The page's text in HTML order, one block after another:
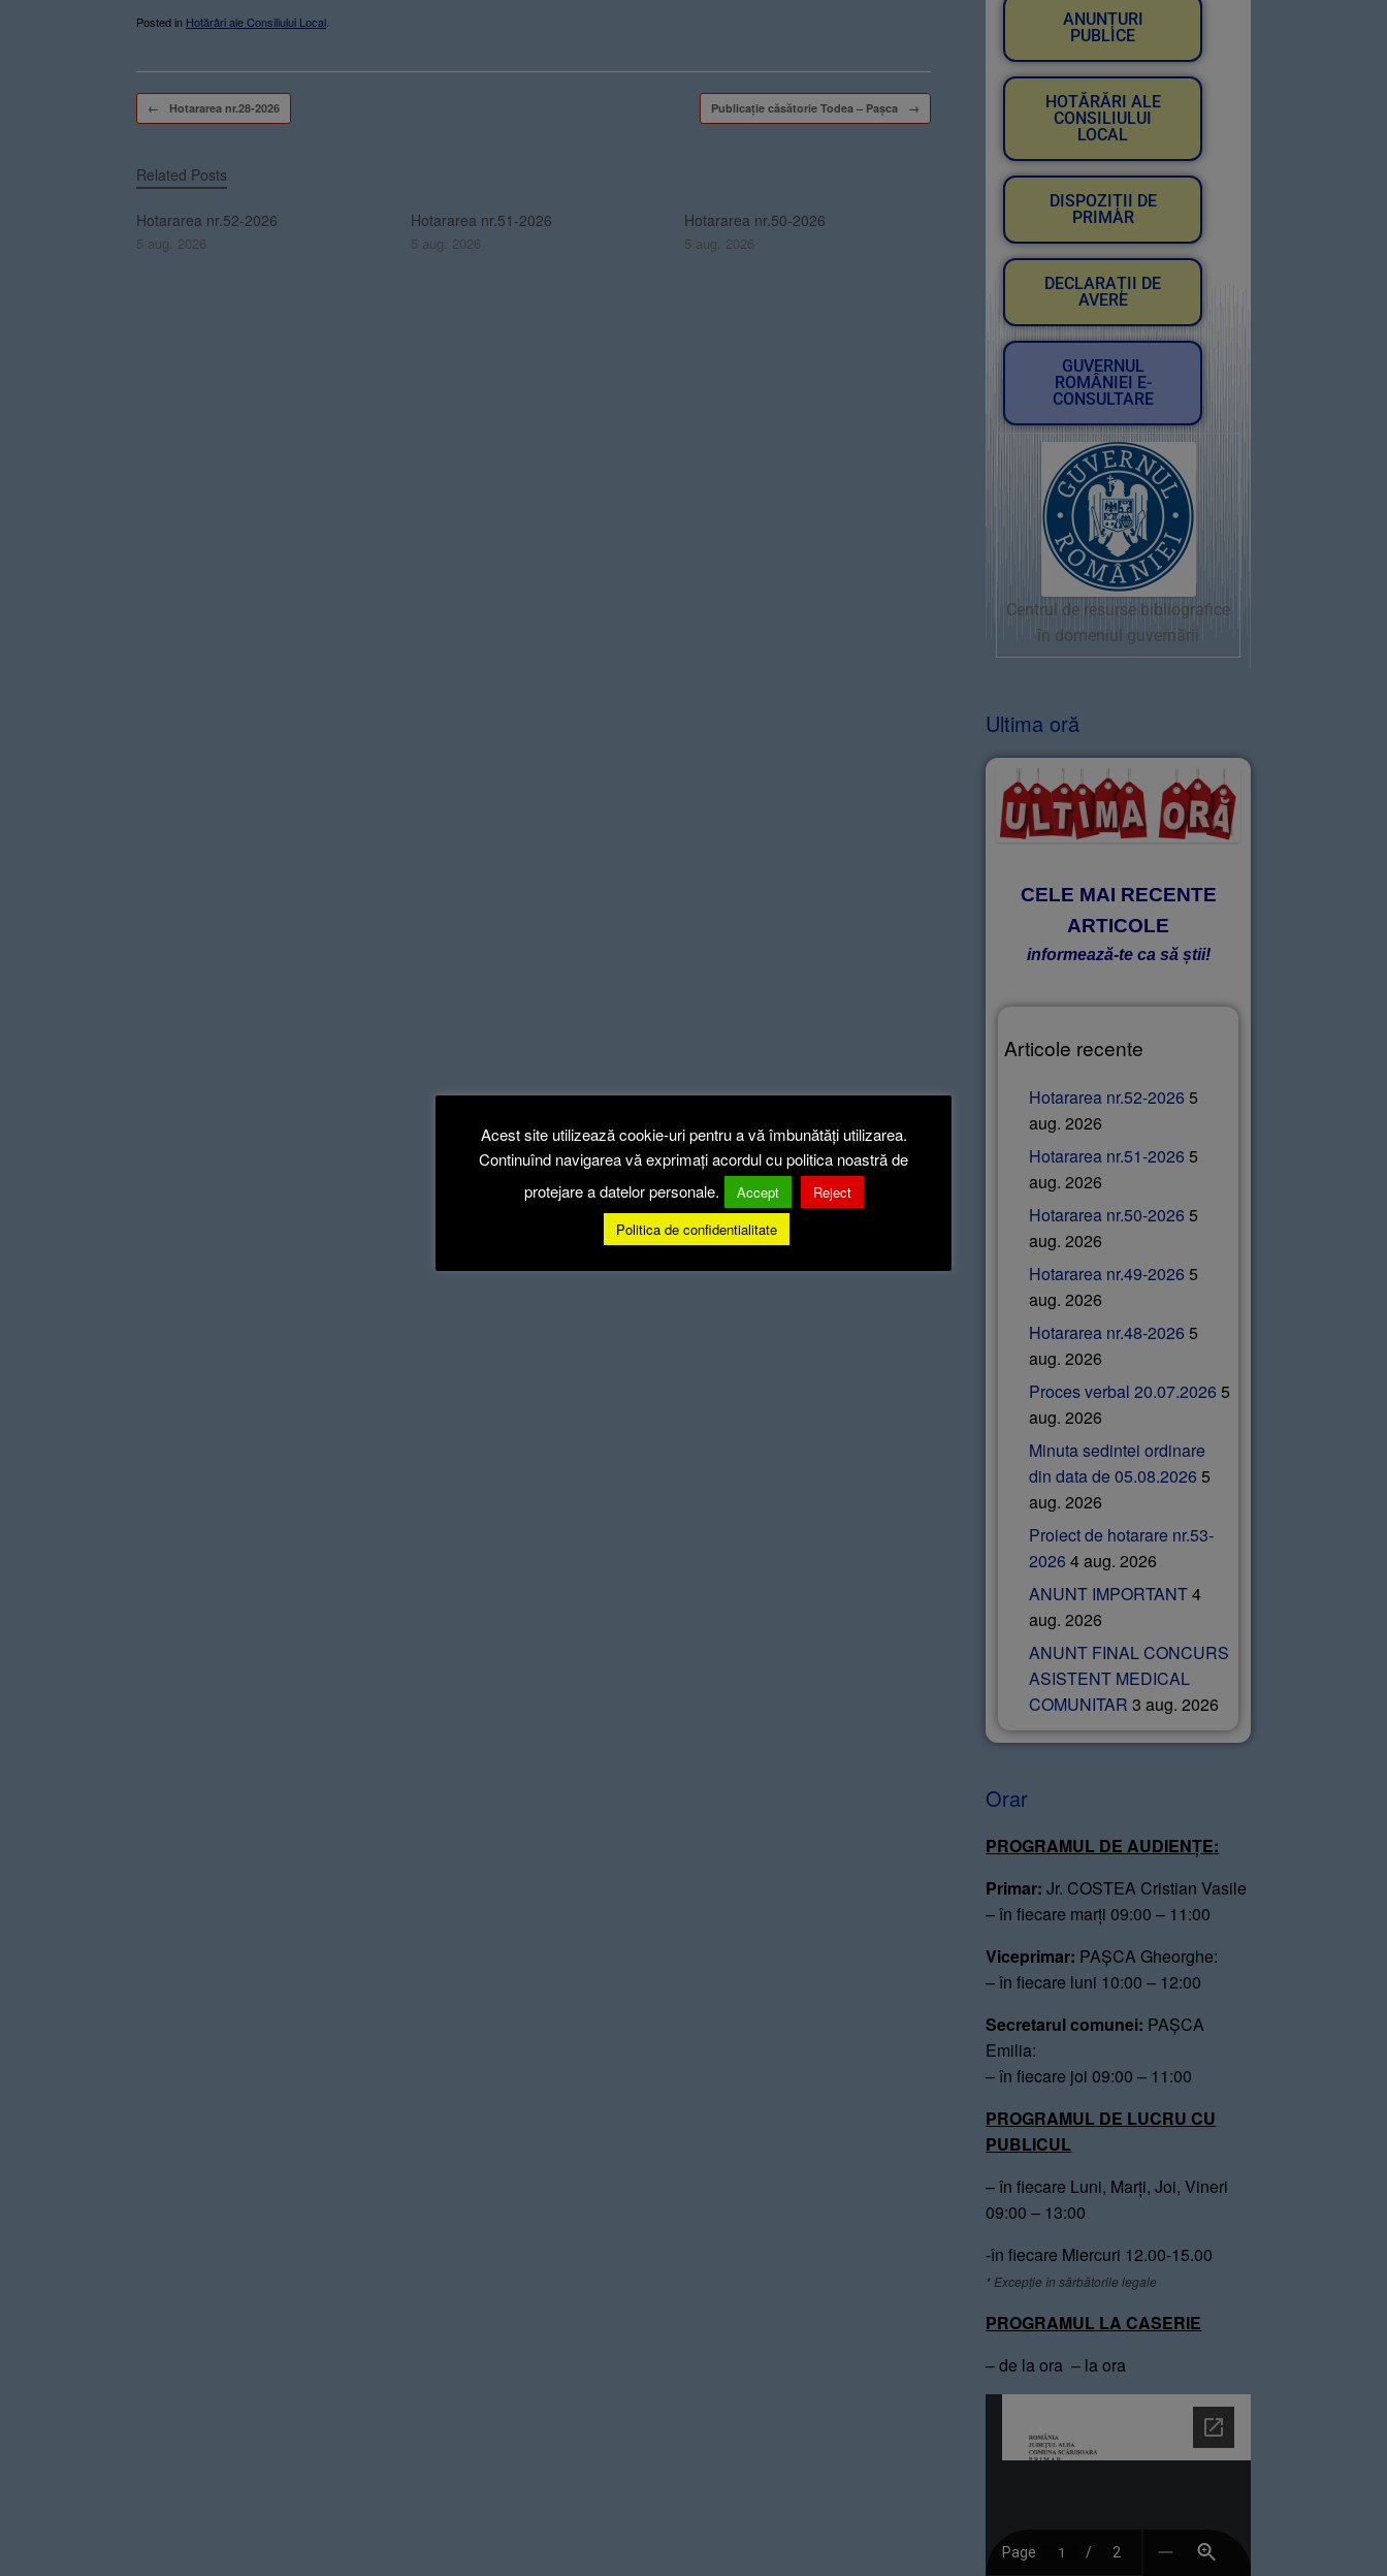
Posted in Hotărâri ale Consiliului Local.
Post navigation
← Hotararea nr.28-2026 Publicație căsătorie Todea – Pașca →
Related Posts
Hotararea nr.52-2026
5 aug. 2026
Hotararea nr.51-2026
5 aug. 2026
Hotararea nr.50-2026
5 aug. 2026
ANUNȚURI
PUBLICE
HOTĂRĂRI ALE
CONSILIULUI
LOCAL
DISPOZIȚII DE
PRIMAR
DECLARAȚII DE
AVERE
GUVERNUL
ROMÂNIEI E-
CONSULTARE
Centrul de resurse bibliografice
în domeniul guvernării
Ultima oră
CELE MAI RECENTE
ARTICOLE
informează-te ca să știi!
Articole recente
Hotararea nr.52-2026 5
aug. 2026
Hotararea nr.51-2026 5
aug. 2026
Hotararea nr.50-2026 5
aug. 2026
Hotararea nr.49-2026 5
aug. 2026
Hotararea nr.48-2026 5
aug. 2026
Proces verbal 20.07.2026 5
aug. 2026
Minuta sedintei ordinare
din data de 05.08.2026 5
aug. 2026
Proiect de hotarare nr.53-
2026 4 aug. 2026
ANUNT IMPORTANT4
aug. 2026
ANUNT FINAL CONCURS
ASISTENT MEDICAL
COMUNITAR 3 aug. 2026
Orar
PROGRAMUL DE AUDIENȚE:
Primar:Jr. COSTEA Cristian Vasile
– în fiecare marți 09:00 – 11:00
Viceprimar: PAȘCA Gheorghe:
– în fiecare luni 10:00 – 12:00
Secretarul comunei: PAȘCA
Emilia:
– în fiecare joi 09:00 – 11:00
PROGRAMUL DE LUCRU CU
PUBLICUL
– în fiecare Luni, Marți, Joi, Vineri
09:00 – 13:00
-în fiecare Miercuri 12.00-15.00
* Excepție în sărbătorile legale
PROGRAMUL LA CASERIE
– de la ora – la ora
Acest site utilizează cookie-uri pentru a vă îmbunătăți utilizarea.
Continuînd navigarea vă exprimați acordul cu politica noastră de
protejare a datelor personale.
Accept
Reject
Politica de confidentialitate